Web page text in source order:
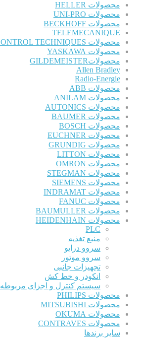
محصولات HELLER
محصولات UNI-PRO
محصولات BECKHOFF
TELEMECANIQUE
محصولات CONTROL TECHNIQUES
محصولات YASKAWA
محصولاتGILDEMEISTER
Allen Bradley
Radio-Energie
محصولات ABB
محصولات ANILAM
محصولات AUTONICS
محصولات BAUMER
محصولات BOSCH
محصولات EUCHNER
محصولات GRUNDIG
محصولات LITTON
محصولات OMRON
محصولات STEGMAN
محصولات SIEMENS
محصولات INDRAMAT
محصولات FANUC
محصولات BAUMULLER
محصولات HEIDENHAIN
PLC
منبع تغذیه
سروو درایو
سروو موتور
تجهیزات جانبی
انکودر و خط کش
سیستم کنترل و اجزای مربوطه
محصولات PHILIPS
محصولات MITSUBISHI
محصولات OKUMA
محصولات CONTRAVES
سایر برندها